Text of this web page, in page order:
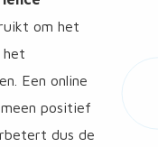
om het
het
Een online
positief
dus de